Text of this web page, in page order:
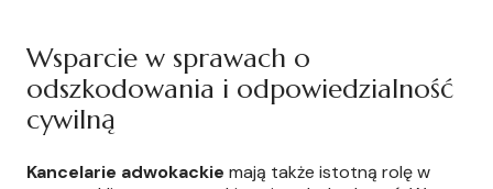
Wsparcie w sprawach o
odszkodowania i odpowiedzialność
cywilną
Kancelarie adwokackie mają także istotną rolę w